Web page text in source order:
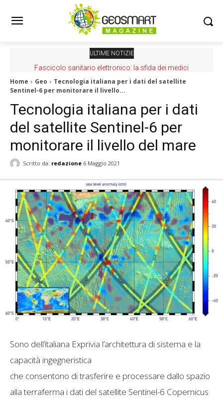
ULTIME NOTIZIE
Fascicolo sanitario elettronico: la sfida dei medici
Home Geo
Tecnologia italiana per i dati del satellite
Sentinel-6 per monitorare il livello...
Tecnologia italiana per i dati
del satellite Sentinel-6 per
monitorare il livello del mare
Scritto da: redazione 6 Maggio 2021
Sono dell’italiana Exprivia l’architettura di sistema e la
capacità ingegneristica
che consentono di trasferire e processare dallo spazio
alla terraferma i dati del satellite Sentinel-6 Copernicus